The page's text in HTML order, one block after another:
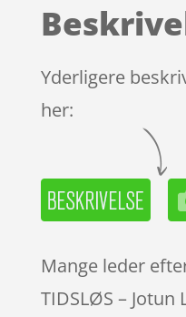
Yderligere
her:
Mange leder
TIDSLØS – Jotun